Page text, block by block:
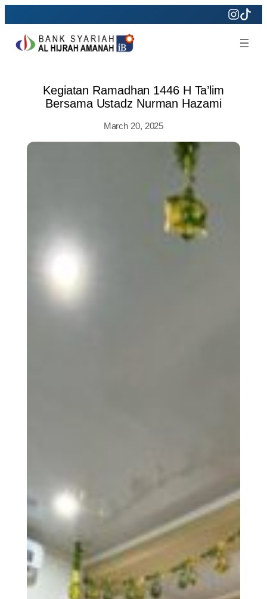
to
content
Kegiatan Ramadhan 1446 H Ta’lim
Bersama Ustadz Nurman Hazami​
March 20, 2025